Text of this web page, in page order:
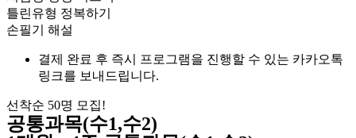
틀린유형 정복하기
손필기 해설
결제 완료 후 즉시 프로그램을 진행할 수 있는 카카오톡
링크를 보내드립니다.
선착순 50명 모집!
공통과목(수1,수2)